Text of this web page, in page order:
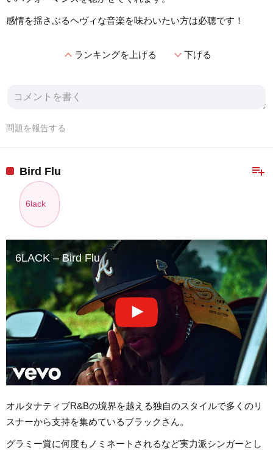
感情を揺さぶるヘヴィな音楽を味わいたい方は必聴です！
expand_lessランキングを上げる expand_more下げる
問題を報告する
playlist_add
Bird Flu
6lack
6LACK – Bird Flu
オルタナティブR&Bの境界を越える独自のスタイルで多くのリ
スナーから支持を集めているブラックさん。
グラミー賞に何度もノミネートされるなど実力派シンガーとし